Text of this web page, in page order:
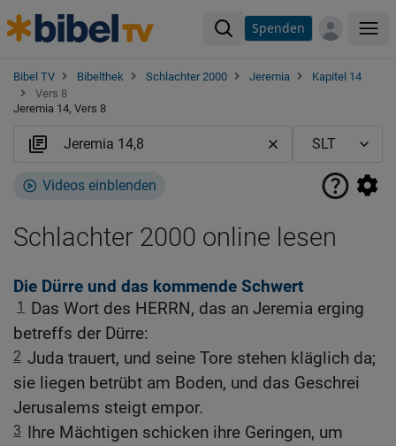
Spenden
Bibel TV Bibelthek Schlachter 2000 Jeremia
Kapitel 14
Vers 8
Jeremia 14, Vers 8
Videos einblenden
Schlachter 2000 online lesen
Die Dürre und das kommende Schwert
1
Das Wort des HERRN, das an Jeremia erging
betreffs der Dürre:
2 Juda trauert, und seine Tore stehen kläglich da;
sie liegen betrübt am Boden, und das Geschrei
Jerusalems steigt empor.
3 Ihre Mächtigen schicken ihre Geringen, um